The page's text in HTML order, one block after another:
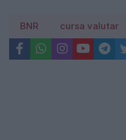
BNR cursa valutar